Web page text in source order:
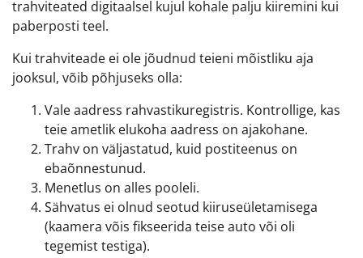
trahviteated digitaalsel kujul kohale palju kiiremini kui
paberposti teel.
Kui trahviteade ei ole jõudnud teieni mõistliku aja
jooksul, võib põhjuseks olla:
Vale aadress rahvastikuregistris. Kontrollige, kas
teie ametlik elukoha aadress on ajakohane.
Trahv on väljastatud, kuid postiteenus on
ebaõnnestunud.
Menetlus on alles pooleli.
Sähvatus ei olnud seotud kiiruseületamisega
(kaamera võis fikseerida teise auto või oli
tegemist testiga).